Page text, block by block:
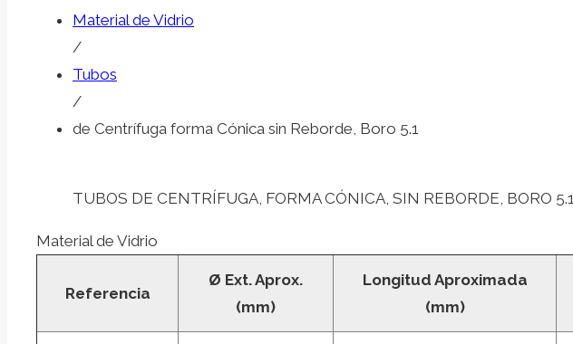
Material de Vidrio
/
Tubos
/
de Centrífuga forma Cónica sin Reborde, Boro 5.1
TUBOS DE CENTRÍFUGA, FORMA CÓNICA, SIN REBORDE, BORO 5.1
Material de Vidrio
Referencia
Ø Ext. Aprox.
(mm)
Longitud Aproximada
(mm)